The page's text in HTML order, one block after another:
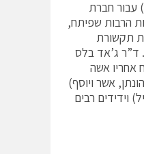
להדמיה מגנטית (MRI) עבור חברת
הרבות שפיתח,
תקשורת
ד”ר ג’אד בלס
1985 והניח אחריו אשה
אשר ויוסף)
וידידים רבים